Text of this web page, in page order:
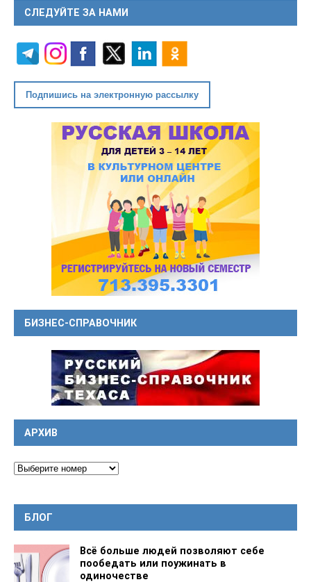
СЛЕДУЙТЕ ЗА НАМИ
Подпишись на электронную рассылку
БИЗНЕС-СПРАВОЧНИК
АРХИВ
БЛОГ
Всё больше людей позволяют себе
пообедать или поужинать в
одиночестве